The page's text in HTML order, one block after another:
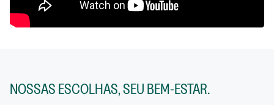
NOSSAS ESCOLHAS, SEU BEM-ESTAR.